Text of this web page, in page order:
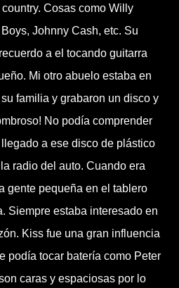
Cosas como Willy
Johnny Cash, etc. Su
a el tocando guitarra
Mi otro abuelo estaba en
familia y grabaron un disco y
No podía comprender
a ese disco de plástico
radio del auto. Cuando era
gente pequeña en el tablero
Siempre estaba interesado en
Kiss fue una gran influencia
podía tocar batería como Peter
caras y espaciosas por lo